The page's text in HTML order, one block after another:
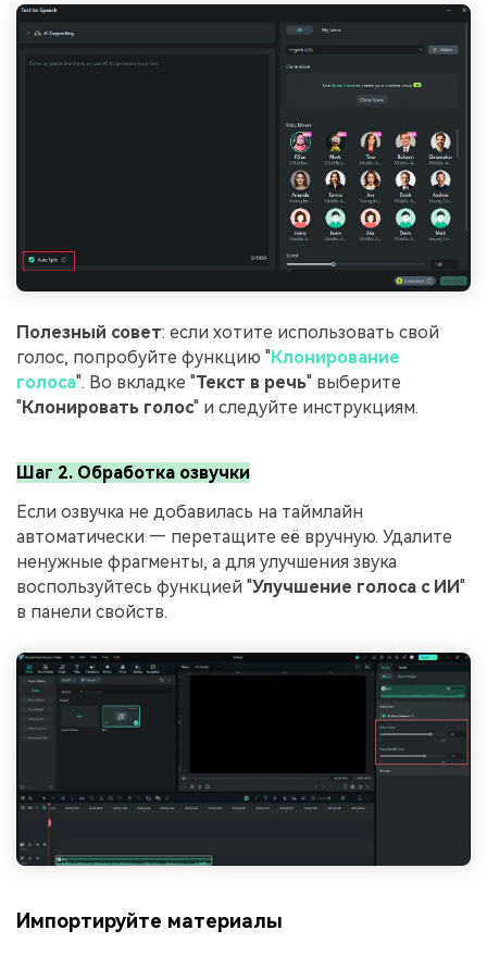
Полезный совет: если хотите использовать свой
голос, попробуйте функцию "Клонирование
голоса". Во вкладке "Текст в речь" выберите
"Клонировать голос" и следуйте инструкциям.
Шаг 2. Обработка озвучки
Если озвучка не добавилась на таймлайн
автоматически — перетащите её вручную. Удалите
ненужные фрагменты, а для улучшения звука
воспользуйтесь функцией "Улучшение голоса с ИИ"
в панели свойств.
Импортируйте материалы